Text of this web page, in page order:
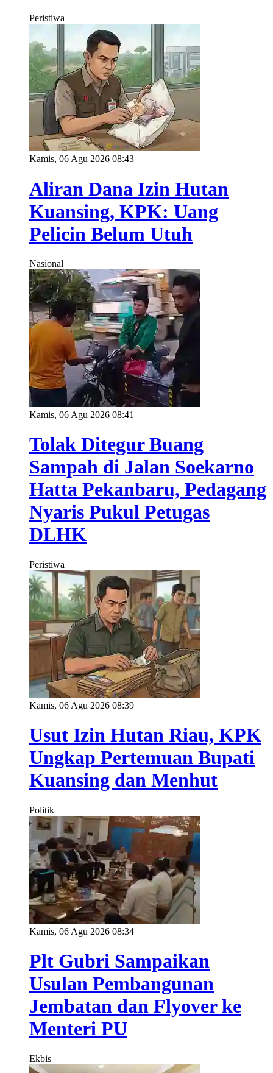
Peristiwa
Kamis, 06 Agu 2026 08:43
Aliran Dana Izin Hutan
Kuansing, KPK: Uang
Pelicin Belum Utuh
Nasional
Kamis, 06 Agu 2026 08:41
Tolak Ditegur Buang
Sampah di Jalan Soekarno
Hatta Pekanbaru, Pedagang
Nyaris Pukul Petugas
DLHK
Peristiwa
Kamis, 06 Agu 2026 08:39
Usut Izin Hutan Riau, KPK
Ungkap Pertemuan Bupati
Kuansing dan Menhut
Politik
Kamis, 06 Agu 2026 08:34
Plt Gubri Sampaikan
Usulan Pembangunan
Jembatan dan Flyover ke
Menteri PU
Ekbis